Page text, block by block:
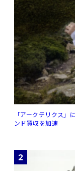
「アークテリクス
ンド買収を加速
2